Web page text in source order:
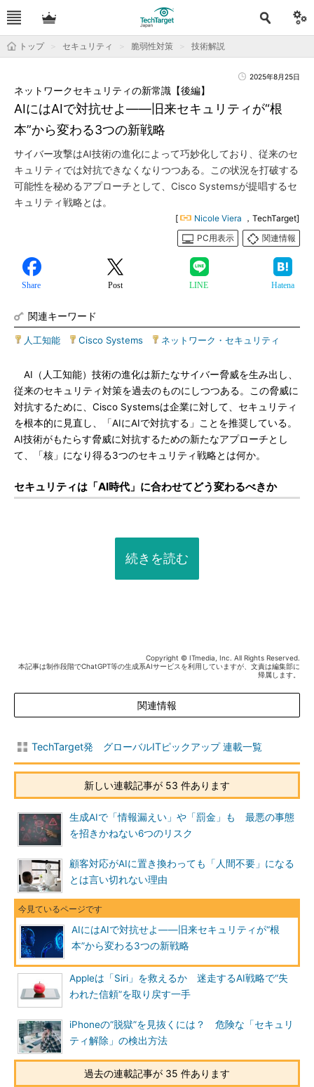
トップ セキュリティ 脆弱性対策 技術解説
2025年8月25日
AIにはAIで対抗せよ――旧来セキュリティが“根
本”から変わる3つの新戦略
ネットワークセキュリティの新常識【後編】
サイバー攻撃はAI技術の進化によって巧妙化しており、従来のセ
キュリティでは対抗できなくなりつつある。この状況を打破する
可能性を秘めるアプローチとして、Cisco Systemsが提唱するセ
キュリティ戦略とは。
[ Nicole Viera ，TechTarget]
PC用表示
関連情報
Share Post LINE Hatena
関連キーワード
人工知能 Cisco Systems ネットワーク・セキュリティ
AI（人工知能）技術の進化は新たなサイバー脅威を生み出し、
従来のセキュリティ対策を過去のものにしつつある。この脅威に
対抗するために、Cisco Systemsは企業に対して、セキュリティ
を根本的に見直し、「AIにAIで対抗する」ことを推奨している。
AI技術がもたらす脅威に対抗するための新たなアプローチとし
て、「核」になり得る3つのセキュリティ戦略とは何か。
セキュリティは「AI時代」に合わせてどう変わるべきか
続きを読む
Copyright © ITmedia, Inc. All Rights Reserved.
本記事は制作段階でChatGPT等の生成系AIサービスを利用していますが、文責は編集部に
帰属します。
関連情報
TechTarget発 グローバルITピックアップ 連載一覧
新しい連載記事が 53 件あります
生成AIで「情報漏えい」や「罰金」も 最悪の事態
を招きかねない6つのリスク
顧客対応がAIに置き換わっても「人間不要」になる
とは言い切れない理由
AIにはAIで対抗せよ――旧来セキュリティが“根
本”から変わる3つの新戦略
Appleは「Siri」を救えるか 迷走するAI戦略で“失
われた信頼”を取り戻す一手
iPhoneの“脱獄”を見抜くには？ 危険な「セキュリ
ティ解除」の検出方法
過去の連載記事が 35 件あります